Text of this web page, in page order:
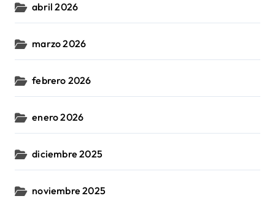
abril 2026
marzo 2026
febrero 2026
enero 2026
diciembre 2025
noviembre 2025